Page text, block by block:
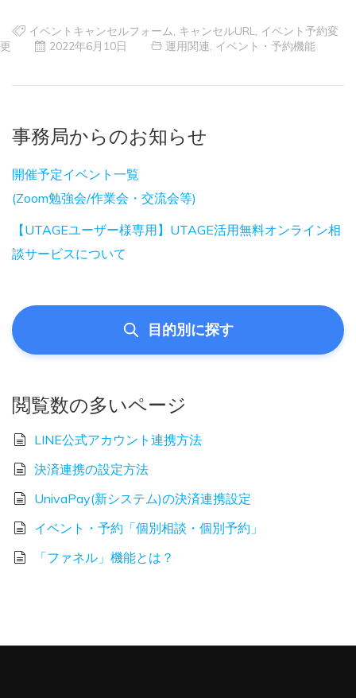
イベントキャンセルフォーム キャンセルURL
イベント予約変
更
2022年6月10日 運用関連 イベント・予約機能
事務局からのお知らせ
開催予定イベント一覧
(Zoom勉強会/作業会・交流会等)
【UTAGEユーザー様専用】UTAGE活用無料オンライン相
談サービスについて
目的別に探す
閲覧数の多いページ
LINE公式アカウント連携方法
決済連携の設定方法
UnivaPay(新システム)の決済連携設定
イベント・予約「個別相談・個別予約」
「ファネル」機能とは？